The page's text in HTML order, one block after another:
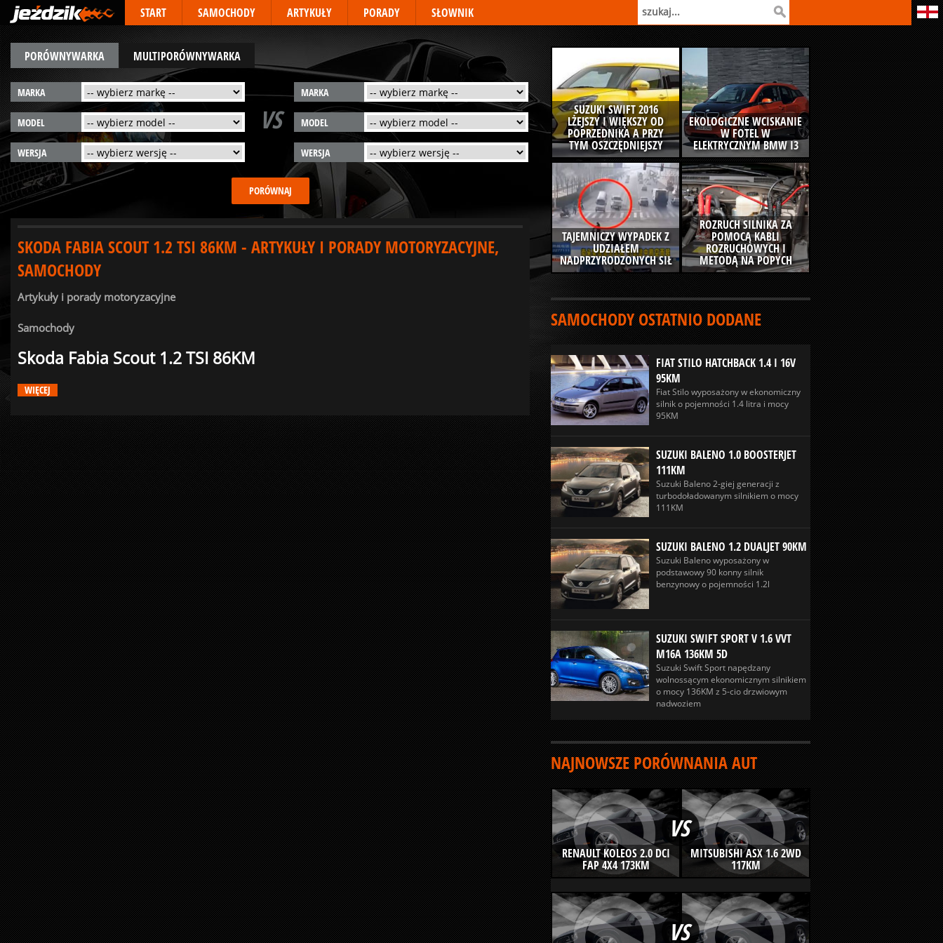
START SAMOCHODY ARTYKUŁY PORADY SŁOWNIK
PORÓWNYWARKA MULTIPORÓWNYWARKA
MARKA
MODEL
WERSJA
VS
MARKA
MODEL
WERSJA
SKODA FABIA SCOUT 1.2 TSI 86KM - ARTYKUŁY I PORADY MOTORYZACYJNE,
SAMOCHODY
Artykuły i porady motoryzacyjne
Samochody
Skoda Fabia Scout 1.2 TSI 86KM
WIĘCEJ
SUZUKI SWIFT 2016
LŻEJSZY I WIĘKSZY OD
POPRZEDNIKA A PRZY
TYM OSZCZĘDNIEJSZY
EKOLOGICZNE WCISKANIE
W FOTEL W
ELEKTRYCZNYM BMW I3
TAJEMNICZY WYPADEK Z
UDZIAŁEM
NADPRZYRODZONYCH SIŁ
ROZRUCH SILNIKA ZA
POMOCĄ KABLI
ROZRUCHOWYCH I
METODĄ NA POPYCH
SAMOCHODY OSTATNIO DODANE
FIAT STILO HATCHBACK 1.4 I 16V
95KM
Fiat Stilo wyposażony w ekonomiczny
silnik o pojemności 1.4 litra i mocy
95KM
SUZUKI BALENO 1.0 BOOSTERJET
111KM
Suzuki Baleno 2-giej generacji z
turbodoładowanym silnikiem o mocy
111KM
SUZUKI BALENO 1.2 DUALJET 90KM
Suzuki Baleno wyposażony w
podstawowy 90 konny silnik
benzynowy o pojemności 1.2l
SUZUKI SWIFT SPORT V 1.6 VVT
M16A 136KM 5D
Suzuki Swift Sport napędzany
wolnossącym ekonomicznym silnikiem
o mocy 136KM z 5-cio drzwiowym
nadwoziem
NAJNOWSZE PORÓWNANIA AUT
RENAULT KOLEOS 2.0 DCI
FAP 4X4 173KM
MITSUBISHI ASX 1.6 2WD
117KM
VS
VS